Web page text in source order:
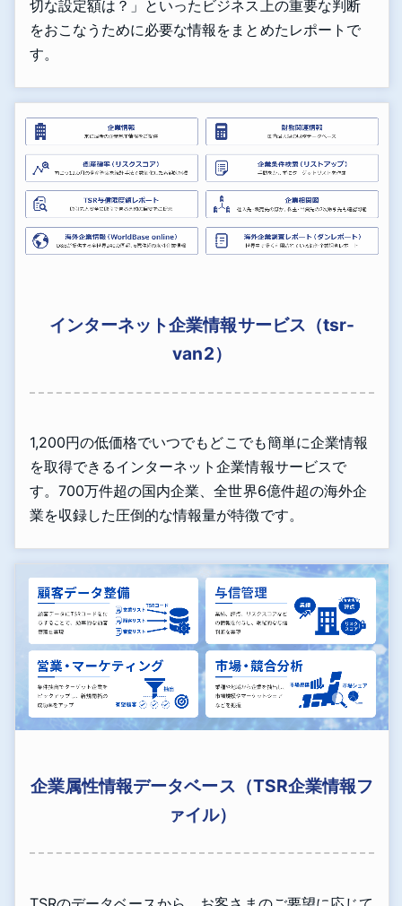
切な設定額は？」といったビジネス上の重要な判断
をおこなうために必要な情報をまとめたレポートで
す。
インターネット企業情報サービス（tsr-
van2）
1,200円の低価格でいつでもどこでも簡単に企業情報
を取得できるインターネット企業情報サービスで
す。700万件超の国内企業、全世界6億件超の海外企
業を収録した圧倒的な情報量が特徴です。
企業属性情報データベース（TSR企業情報フ
ァイル）